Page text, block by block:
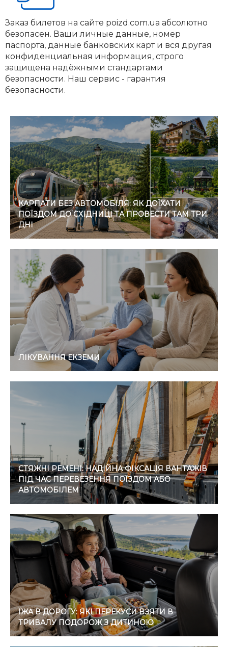
Заказ билетов на сайте poizd.com.ua абсолютно
безопасен. Ваши личные данные, номер
паспорта, данные банковских карт и вся другая
конфиденциальная информация, строго
защищена надёжными стандартами
безопасности. Наш сервис - гарантия
безопасности.
КАРПАТИ БЕЗ АВТОМОБІЛЯ: ЯК ДОЇХАТИ
ПОЇЗДОМ ДО СХІДНИЦІ ТА ПРОВЕСТИ ТАМ ТРИ
ДНІ
ЛІКУВАННЯ ЕКЗЕМИ
СТЯЖНІ РЕМЕНІ: НАДІЙНА ФІКСАЦІЯ ВАНТАЖІВ
ПІД ЧАС ПЕРЕВЕЗЕННЯ ПОЇЗДОМ АБО
АВТОМОБІЛЕМ
ЇЖА В ДОРОГУ: ЯКІ ПЕРЕКУСИ ВЗЯТИ В
ТРИВАЛУ ПОДОРОЖ З ДИТИНОЮ